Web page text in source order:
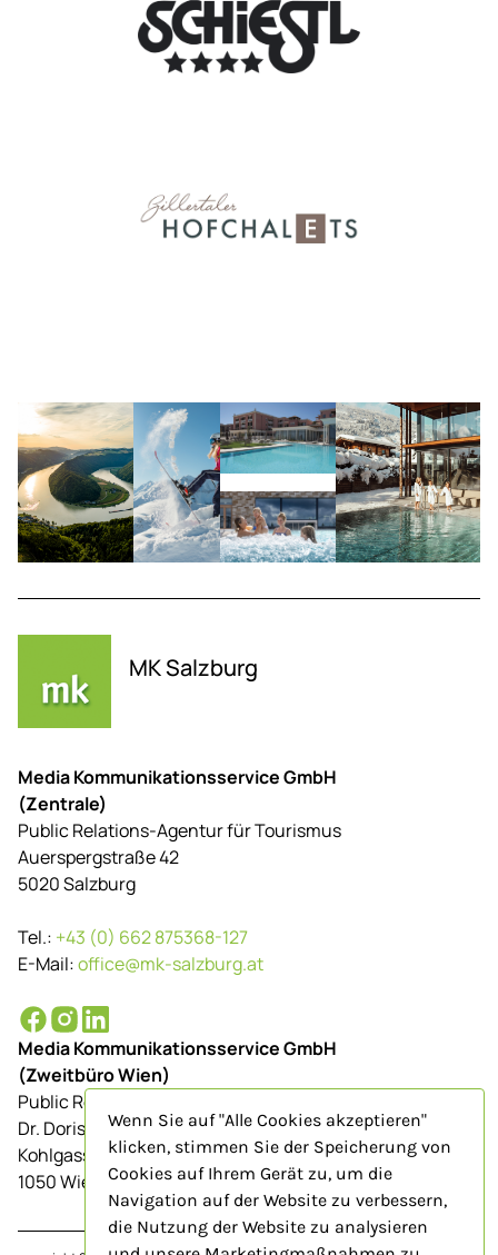
MK Salzburg
Media Kommunikationsservice GmbH
(Zentrale)
Public Relations-Agentur für Tourismus
Auerspergstraße 42
5020 Salzburg
Tel.: +43 (0) 662 875368-127
E-Mail:office@mk-salzburg.at
Media Kommunikationsservice GmbH
(Zweitbüro Wien)
Public Relations-Agentur für Tourismus
Dr. Doris Schenkenfelder
Kohlgasse 9/Top 23
1050 Wien
Wenn Sie auf "Alle Cookies akzeptieren"
klicken, stimmen Sie der Speicherung von
Cookies auf Ihrem Gerät zu, um die
Navigation auf der Website zu verbessern,
die Nutzung der Website zu analysieren